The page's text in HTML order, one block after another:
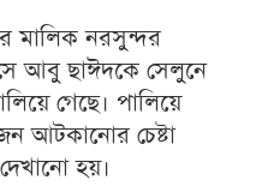
মালিক নরসুন্দর
আবু ছাঈদকে সেলুনে
গেছে। পালিয়ে
আটকানোর চেষ্টা
হয়।